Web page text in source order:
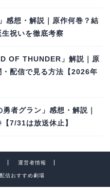
感想・解説｜原作何巻？結
祝いを徹底考察
OF THUNDER」解説｜原
配信で見る方法【2026年
者グラン」感想・解説｜
7/31は放送休止】
運営者情報
信おすすめ劇場